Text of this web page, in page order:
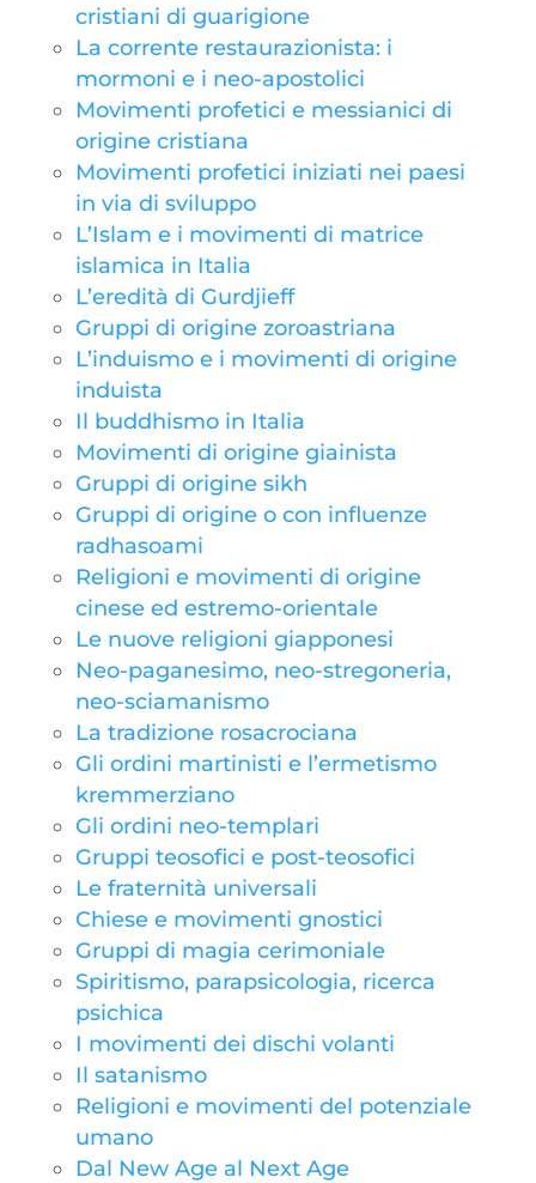
cristiani di guarigione
La corrente restaurazionista: i
mormoni e i neo-apostolici
Movimenti profetici e messianici di
origine cristiana
Movimenti profetici iniziati nei paesi
in via di sviluppo
L’Islam e i movimenti di matrice
islamica in Italia
L’eredità di Gurdjieff
Gruppi di origine zoroastriana
L’induismo e i movimenti di origine
induista
Il buddhismo in Italia
Movimenti di origine giainista
Gruppi di origine sikh
Gruppi di origine o con influenze
radhasoami
Religioni e movimenti di origine
cinese ed estremo-orientale
Le nuove religioni giapponesi
Neo-paganesimo, neo-stregoneria,
neo-sciamanismo
La tradizione rosacrociana
Gli ordini martinisti e l’ermetismo
kremmerziano
Gli ordini neo-templari
Gruppi teosofici e post-teosofici
Le fraternità universali
Chiese e movimenti gnostici
Gruppi di magia cerimoniale
Spiritismo, parapsicologia, ricerca
psichica
I movimenti dei dischi volanti
Il satanismo
Religioni e movimenti del potenziale
umano
Dal New Age al Next Age